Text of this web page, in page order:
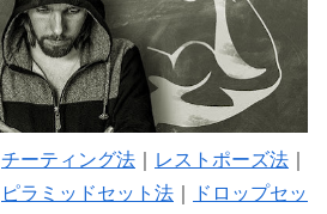
チーティング法 レストポーズ法
ピラミッドセット法
ドロップセッ